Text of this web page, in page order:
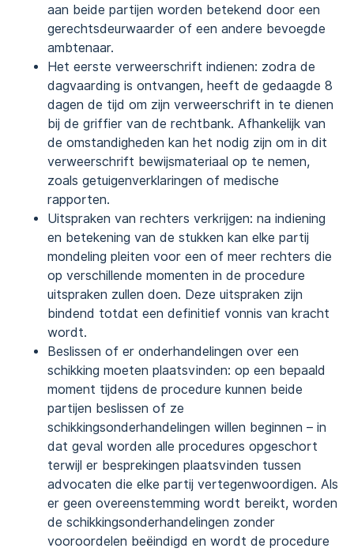
aan beide partijen worden betekend door een
gerechtsdeurwaarder of een andere bevoegde
ambtenaar.
Het eerste verweerschrift indienen: zodra de
dagvaarding is ontvangen, heeft de gedaagde 8
dagen de tijd om zijn verweerschrift in te dienen
bij de griffier van de rechtbank. Afhankelijk van
de omstandigheden kan het nodig zijn om in dit
verweerschrift bewijsmateriaal op te nemen,
zoals getuigenverklaringen of medische
rapporten.
Uitspraken van rechters verkrijgen: na indiening
en betekening van de stukken kan elke partij
mondeling pleiten voor een of meer rechters die
op verschillende momenten in de procedure
uitspraken zullen doen. Deze uitspraken zijn
bindend totdat een definitief vonnis van kracht
wordt.
Beslissen of er onderhandelingen over een
schikking moeten plaatsvinden: op een bepaald
moment tijdens de procedure kunnen beide
partijen beslissen of ze
schikkingsonderhandelingen willen beginnen – in
dat geval worden alle procedures opgeschort
terwijl er besprekingen plaatsvinden tussen
advocaten die elke partij vertegenwoordigen. Als
er geen overeenstemming wordt bereikt, worden
de schikkingsonderhandelingen zonder
vooroordelen beëindigd en wordt de procedure